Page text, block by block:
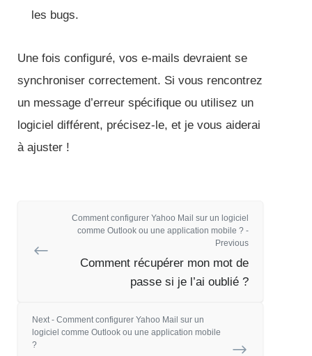
les bugs.
Une fois configuré, vos e-mails devraient se
synchroniser correctement. Si vous rencontrez
un message d’erreur spécifique ou utilisez un
logiciel différent, précisez-le, et je vous aiderai
à ajuster !
Comment configurer Yahoo Mail sur un logiciel
comme Outlook ou une application mobile ? -
Previous
Comment récupérer mon mot de
passe si je l’ai oublié ?
Next - Comment configurer Yahoo Mail sur un
logiciel comme Outlook ou une application mobile
?